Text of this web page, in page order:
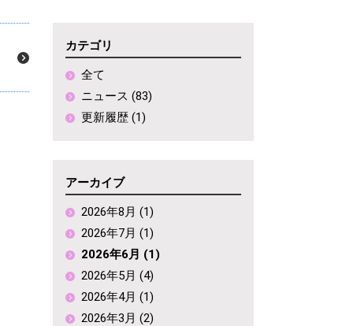
カテゴリ
全て
ニュース (83)
更新履歴 (1)
アーカイブ
2026年8月 (1)
2026年7月 (1)
2026年6月 (1)
2026年5月 (4)
2026年4月 (1)
2026年3月 (2)